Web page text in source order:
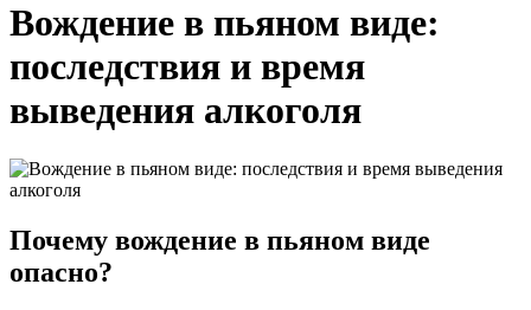
Вождение в пьяном виде:
последствия и время
выведения алкоголя
Почему вождение в пьяном виде
опасно?